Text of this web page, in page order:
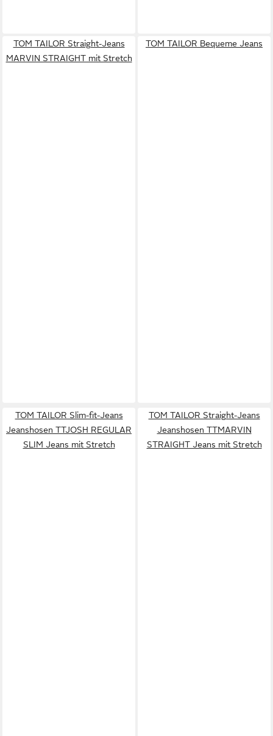
TOM TAILOR Straight-Jeans
MARVIN STRAIGHT mit Stretch
TOM TAILOR Bequeme Jeans
TOM TAILOR Slim-fit-Jeans
Jeanshosen TTJOSH REGULAR
SLIM Jeans mit Stretch
TOM TAILOR Straight-Jeans
Jeanshosen TTMARVIN
STRAIGHT Jeans mit Stretch